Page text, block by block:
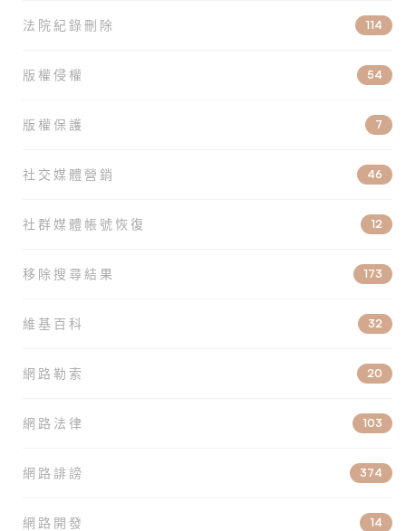
法院紀錄刪除 114
版權侵權 54
版權保護 7
社交媒體營銷 46
社群媒體帳號恢復 12
移除搜尋結果 173
維基百科 32
網路勒索 20
網路法律 103
網路誹謗 374
網路開發 14